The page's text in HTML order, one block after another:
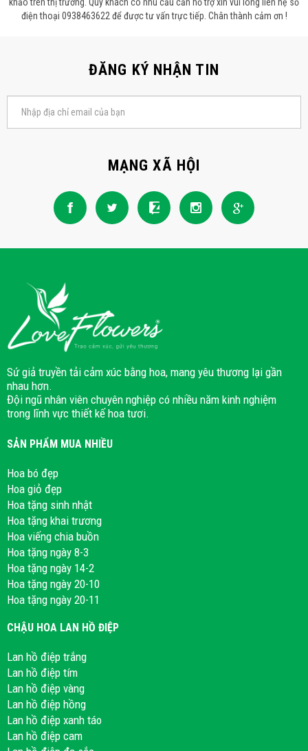
khảo trên thị trường. Quý khách có nhu cầu cần hỗ trợ xin vui lòng liên hệ số
điện thoại 0938463622 để được tư vấn trực tiếp. Chân thành cảm ơn !
ĐĂNG KÝ NHẬN TIN
MẠNG XÃ HỘI
Sứ giả truyền tải cảm xúc bằng hoa, mang yêu thương lại gần
nhau hơn.
Đội ngũ nhân viên chuyên nghiệp có nhiều năm kinh nghiệm
trong lĩnh vực thiết kế hoa tươi.
SẢN PHẨM MUA NHIỀU
Hoa bó đẹp
Hoa giỏ đẹp
Hoa tặng sinh nhật
Hoa tặng khai trương
Hoa viếng chia buồn
Hoa tặng ngày 8-3
Hoa tặng ngày 14-2
Hoa tặng ngày 20-10
Hoa tặng ngày 20-11
CHẬU HOA LAN HỒ ĐIỆP
Lan hồ điệp trắng
Lan hồ điệp tím
Lan hồ điệp vàng
Lan hồ điệp hồng
Lan hồ điệp xanh táo
Lan hồ điệp cam